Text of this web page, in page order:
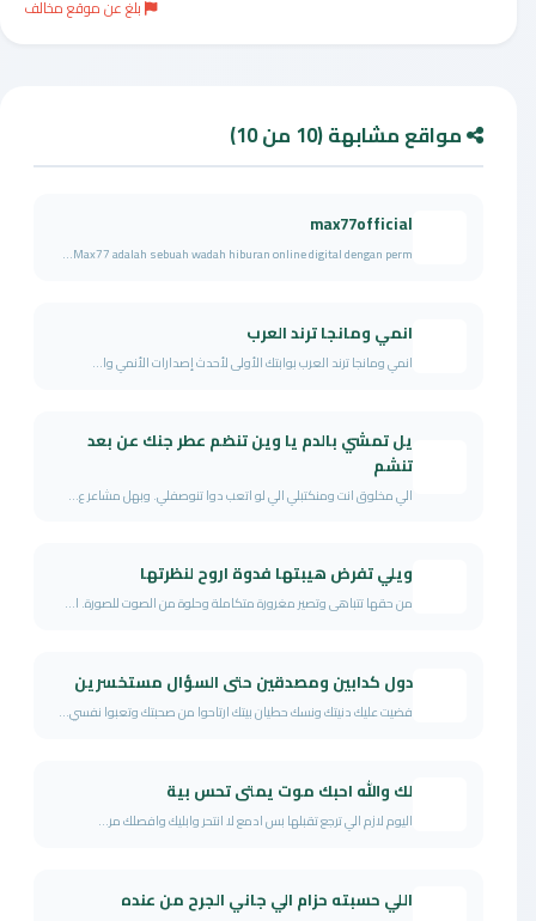
بلغ عن موقع مخالف
مواقع مشابهة (10 من 10)
max77official
Max77 adalah sebuah wadah hiburan online digital dengan perm...
انمي ومانجا ترند العرب
انمي ومانجا ترند العرب بوابتك الأولى لأحدث إصدارات الأنمي وا...
يل تمشي بالدم يا وين تنضم عطر جنك عن بعد
تنشم
الي مخلوق انت ومنكتبلي الي لو اتعب دوا تنوصفلي. وبهل مشاعر ع...
ويلي تفرض هيبتها فدوة اروح لنظرتها
من حقها تتباهى وتصير مغرورة متكاملة وحلوة من الصوت للصورة. ا...
دول كدابين ومصدقين حتى السؤال مستخسرين
فضيت عليك دنيتك ونسك حطيان بيتك ارتاحوا من صحبتك وتعبوا نفسي...
لك والله احبك موت يمتى تحس بية
اليوم لازم الي ترجع تقبلها بس ادمع لا انتحر وابليك وافصلك مر...
اللي حسبته حزام الي جاني الجرح من عنده